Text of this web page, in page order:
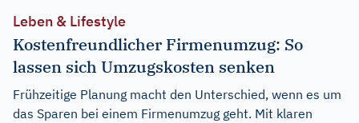
Leben & Lifestyle
Kostenfreundlicher Firmenumzug: So
lassen sich Umzugskosten senken
Frühzeitige Planung macht den Unterschied, wenn es um
das Sparen bei einem Firmenumzug geht. Mit klaren